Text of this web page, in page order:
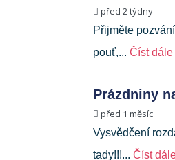
před 2 týdny
Přijměte
pouť,... Číst dále
Prázdniny
před 1 měsíc
Vysvědčení
tady!!!... Číst